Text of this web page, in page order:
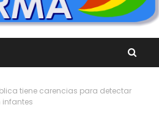
tiene carencias para detectar